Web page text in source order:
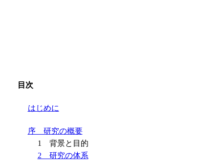
目次
はじめに
序 研究の概要
1 背景と目的
2 研究の体系